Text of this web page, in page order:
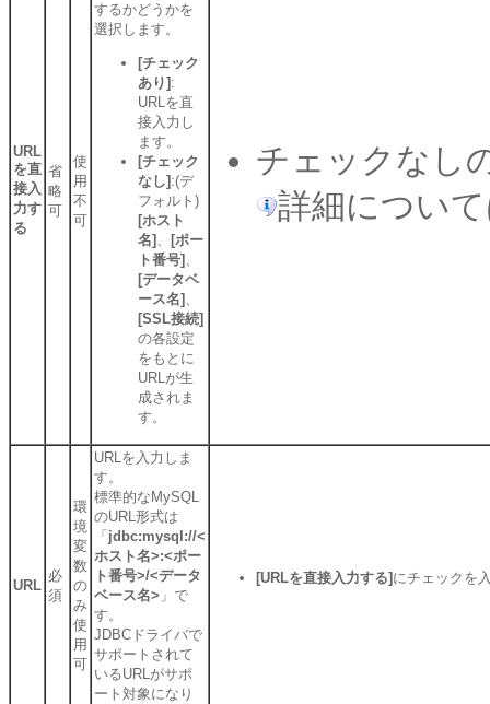
URL
を直
接入
力す
る
省
略
可
使
用
不
可
するかどうかを
選択します。
[チェック
あり] :
URLを直
接入力し
ます。
[チェック
なし] :(デ
フォルト)
[ホスト
名] 、
[ポー
ト番号] 、
[データベ
ース名] 、
[SSL接続]
の各設定
をもとに
URLが生
成されま
す。
チェックなし
詳細につい
URL
必
須
環
境
変
数
の
み
使
用
可
URLを入力しま
す。
標準的なMySQL
のURL形式は
「 jdbc:mysql://<
ホスト名>:<ポー
ト番号>/<データ
ベース名> 」で
す。
JDBCドライバで
サポートされて
いるURLがサポ
ート対象になり
[URLを直接入力する] にチェックを